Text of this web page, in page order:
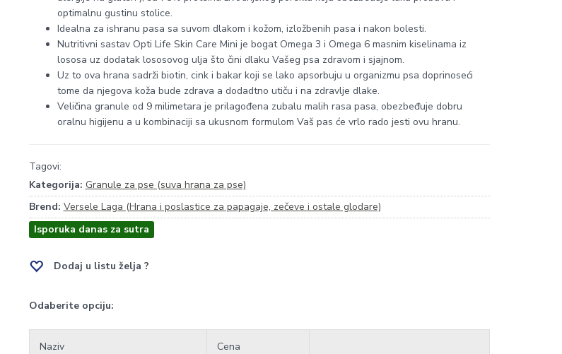
optimalnu gustinu stolice.
Idealna za ishranu pasa sa suvom dlakom i kožom, izložbenih pasa i nakon bolesti.
Nutritivni sastav Opti Life Skin Care Mini je bogat Omega 3 i Omega 6 masnim kiselinama iz
lososa uz dodatak lososovog ulja što čini dlaku Vašeg psa zdravom i sjajnom.
Uz to ova hrana sadrži biotin, cink i bakar koji se lako apsorbuju u organizmu psa doprinoseći
tome da njegova koža bude zdrava a dodadtno utiču i na zdravlje dlake.
Veličina granule od 9 milimetara je prilagođena zubalu malih rasa pasa, obezbeđuje dobru
oralnu higijenu a u kombinaciji sa ukusnom formulom Vaš pas će vrlo rado jesti ovu hranu.
Tagovi:
Kategorija: Granule za pse (suva hrana za pse)
Brend: Versele Laga (Hrana i poslastice za papagaje, zečeve i ostale glodare)
Isporuka danas za sutra
Dodaj u listu želja ?
Odaberite opciju:
Naziv Cena